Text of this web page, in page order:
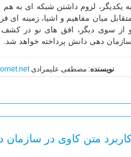
به یکدیگر، لزوم داشتن شبکه ای به
متقابل میان مفاهیم و اشیا، زمینه
از سوی دیگر، افق های نو در کشف
سازمان دهی دانش پرداخته خواهد شد.
نویسنده: مصطفی علیمرادی
متن کاوی در